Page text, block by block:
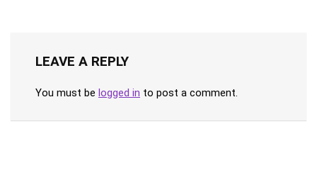
LEAVE A REPLY
You must be logged in to post a comment.